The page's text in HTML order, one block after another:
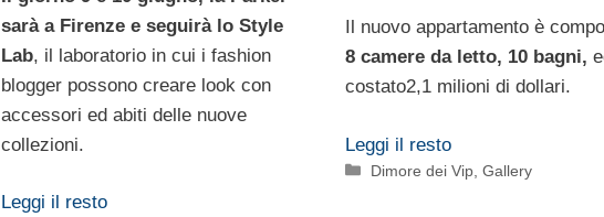
sarà a Firenze e seguirà lo Style
Lab, il laboratorio in cui i fashion
blogger possono creare look con
accessori ed abiti delle nuove
collezioni.
Leggi il resto
Il nuovo appartamento è
8 camere da letto, 10 bagni,
costato2,1 milioni di dollari.
Leggi il resto
Categorie
Dimore dei Vip ,Gallery